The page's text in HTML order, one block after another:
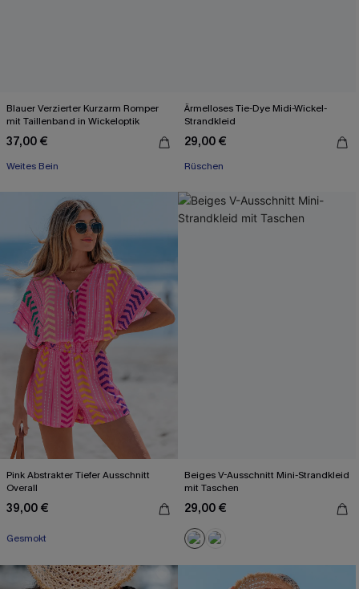
Blauer Verzierter Kurzarm Romper
mit Taillenband in Wickeloptik
37,00 €
Weites Bein
Ärmelloses Tie-Dye Midi-Wickel-
Strandkleid
29,00 €
Rüschen
Pink Abstrakter Tiefer Ausschnitt
Overall
39,00 €
Mit Gratis-Maßband
Gesmokt
Beiges V-Ausschnitt Mini-Strandkleid
mit Taschen
29,00 €